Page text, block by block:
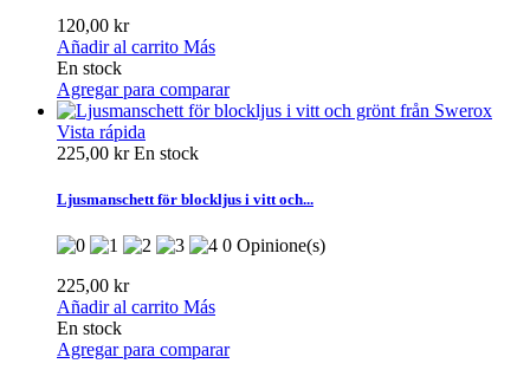
120,00 kr
Añadir al carrito Más
En stock
Agregar para comparar
Vista rápida
225,00 krEn stock
Ljusmanschett för blockljus i vitt och...
0 Opinione(s)
225,00 kr
Añadir al carrito Más
En stock
Agregar para comparar